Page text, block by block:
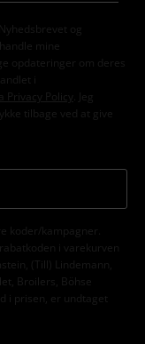
og
mine
opdateringer om deres
i
Privacy Policy
. Jeg
tilbage ved at give
koder/kampagner.
i varekurven
(Till) Lindemann,
Broilers, Böhse
i prisen, er undtaget